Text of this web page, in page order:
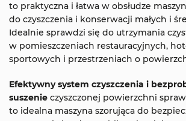
to praktyczna i łatwa w obsłudze
do czyszczenia i konserwacji małych i
Idealnie sprawdzi się do utrzymania
w pomieszczeniach restauracyjnych,
sportowych i przestrzeniach o
Efektywny system czyszczenia i
suszenie czyszczonej powierzchni
to idealna maszyna szorująca do